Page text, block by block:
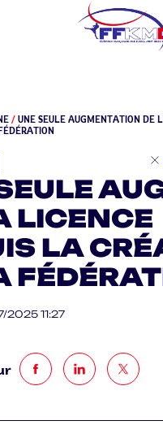
/ UNE SEULE AUGMENTATION DE
LICENCE
LA
2025 11:27